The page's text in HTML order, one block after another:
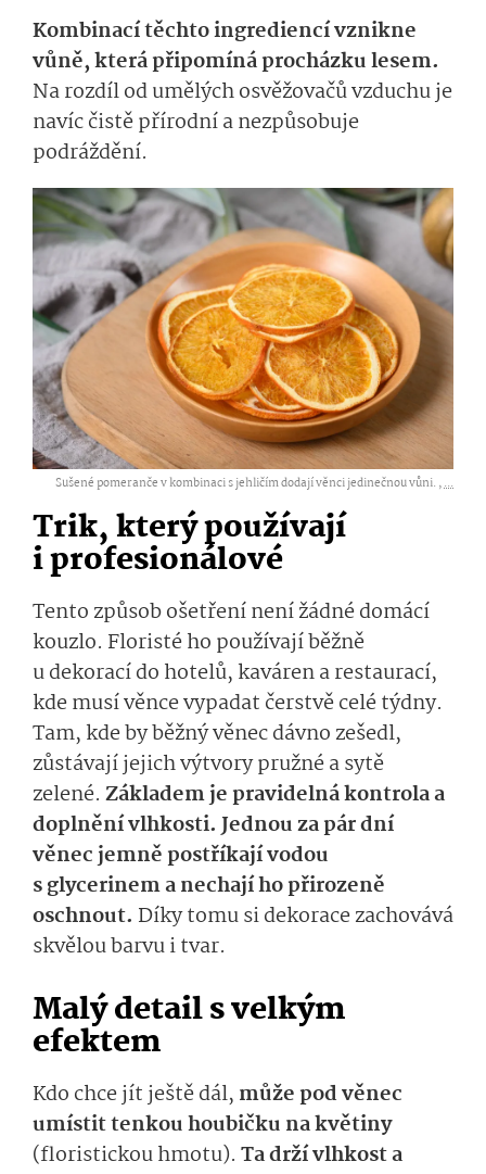
Kombinací těchto ingrediencí vznikne
vůně, která připomíná procházku lesem.
Na rozdíl od umělých osvěžovačů vzduchu je
navíc čistě přírodní a nezpůsobuje
podráždění.
Sušené pomeranče v kombinaci s jehličím dodají věnci jedinečnou vůni. ,...
Trik, který používají
i profesionálové
Tento způsob ošetření není žádné domácí
kouzlo. Floristé ho používají běžně
u dekorací do hotelů, kaváren a restaurací,
kde musí věnce vypadat čerstvě celé týdny.
Tam, kde by běžný věnec dávno zešedl,
zůstávají jejich výtvory pružné a sytě
zelené. Základem je pravidelná kontrola a
doplnění vlhkosti. Jednou za pár dní
věnec jemně postříkají vodou
s glycerinem a nechají ho přirozeně
oschnout. Díky tomu si dekorace zachovává
skvělou barvu i tvar.
Malý detail s velkým
efektem
Kdo chce jít ještě dál, může pod věnec
umístit tenkou houbičku na květiny
(floristickou hmotu). Ta drží vlhkost a